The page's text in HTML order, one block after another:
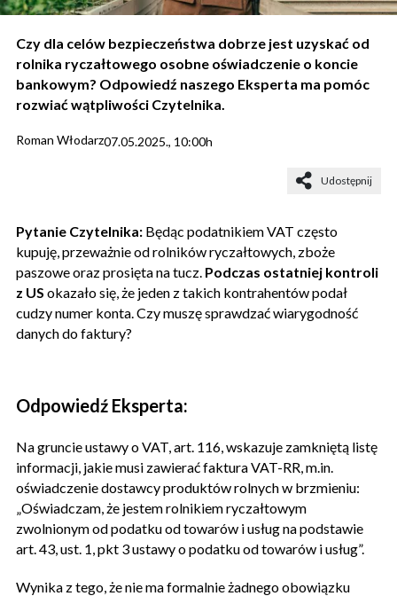
Czy dla celów bezpieczeństwa dobrze jest uzyskać od
rolnika ryczałtowego osobne oświadczenie o koncie
bankowym? Odpowiedź naszego Eksperta ma pomóc
rozwiać wątpliwości Czytelnika.
Roman Włodarz07.05.2025., 10:00h
Udostępnij
Pytanie Czytelnika: Będąc podatnikiem VAT często
kupuję, przeważnie od rolników ryczałtowych, zboże
paszowe oraz prosięta na tucz. Podczas ostatniej kontroli
z US okazało się, że jeden z takich kontrahentów podał
cudzy numer konta. Czy muszę sprawdzać wiarygodność
danych do faktury?
Odpowiedź Eksperta:
Na gruncie ustawy o VAT, art. 116, wskazuje zamkniętą listę
informacji, jakie musi zawierać faktura VAT-RR, m.in.
oświadczenie dostawcy produktów rolnych w brzmieniu:
„Oświadczam, że jestem rolnikiem ryczałtowym
zwolnionym od podatku od towarów i usług na podstawie
art. 43, ust. 1, pkt 3 ustawy o podatku od towarów i usług”.
Wynika z tego, że nie ma formalnie żadnego obowiązku